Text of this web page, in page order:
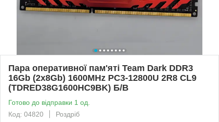
Пара оперативної пам'яті Team Dark DDR3
16Gb (2x8Gb) 1600MHz PC3-12800U 2R8 CL9
(TDRED38G1600HC9BK) Б/В
Готово до відправки 1 од.
Код: 04820
Роздріб